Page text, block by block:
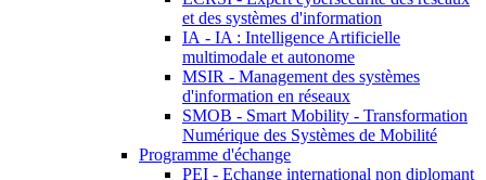
et des systèmes d'information
IA - IA : Intelligence Artificielle
multimodale et autonome
MSIR - Management des systèmes
d'information en réseaux
SMOB - Smart Mobility - Transformation
Numérique des Systèmes de Mobilité
Programme d'échange
PEI - Echange international non diplomant